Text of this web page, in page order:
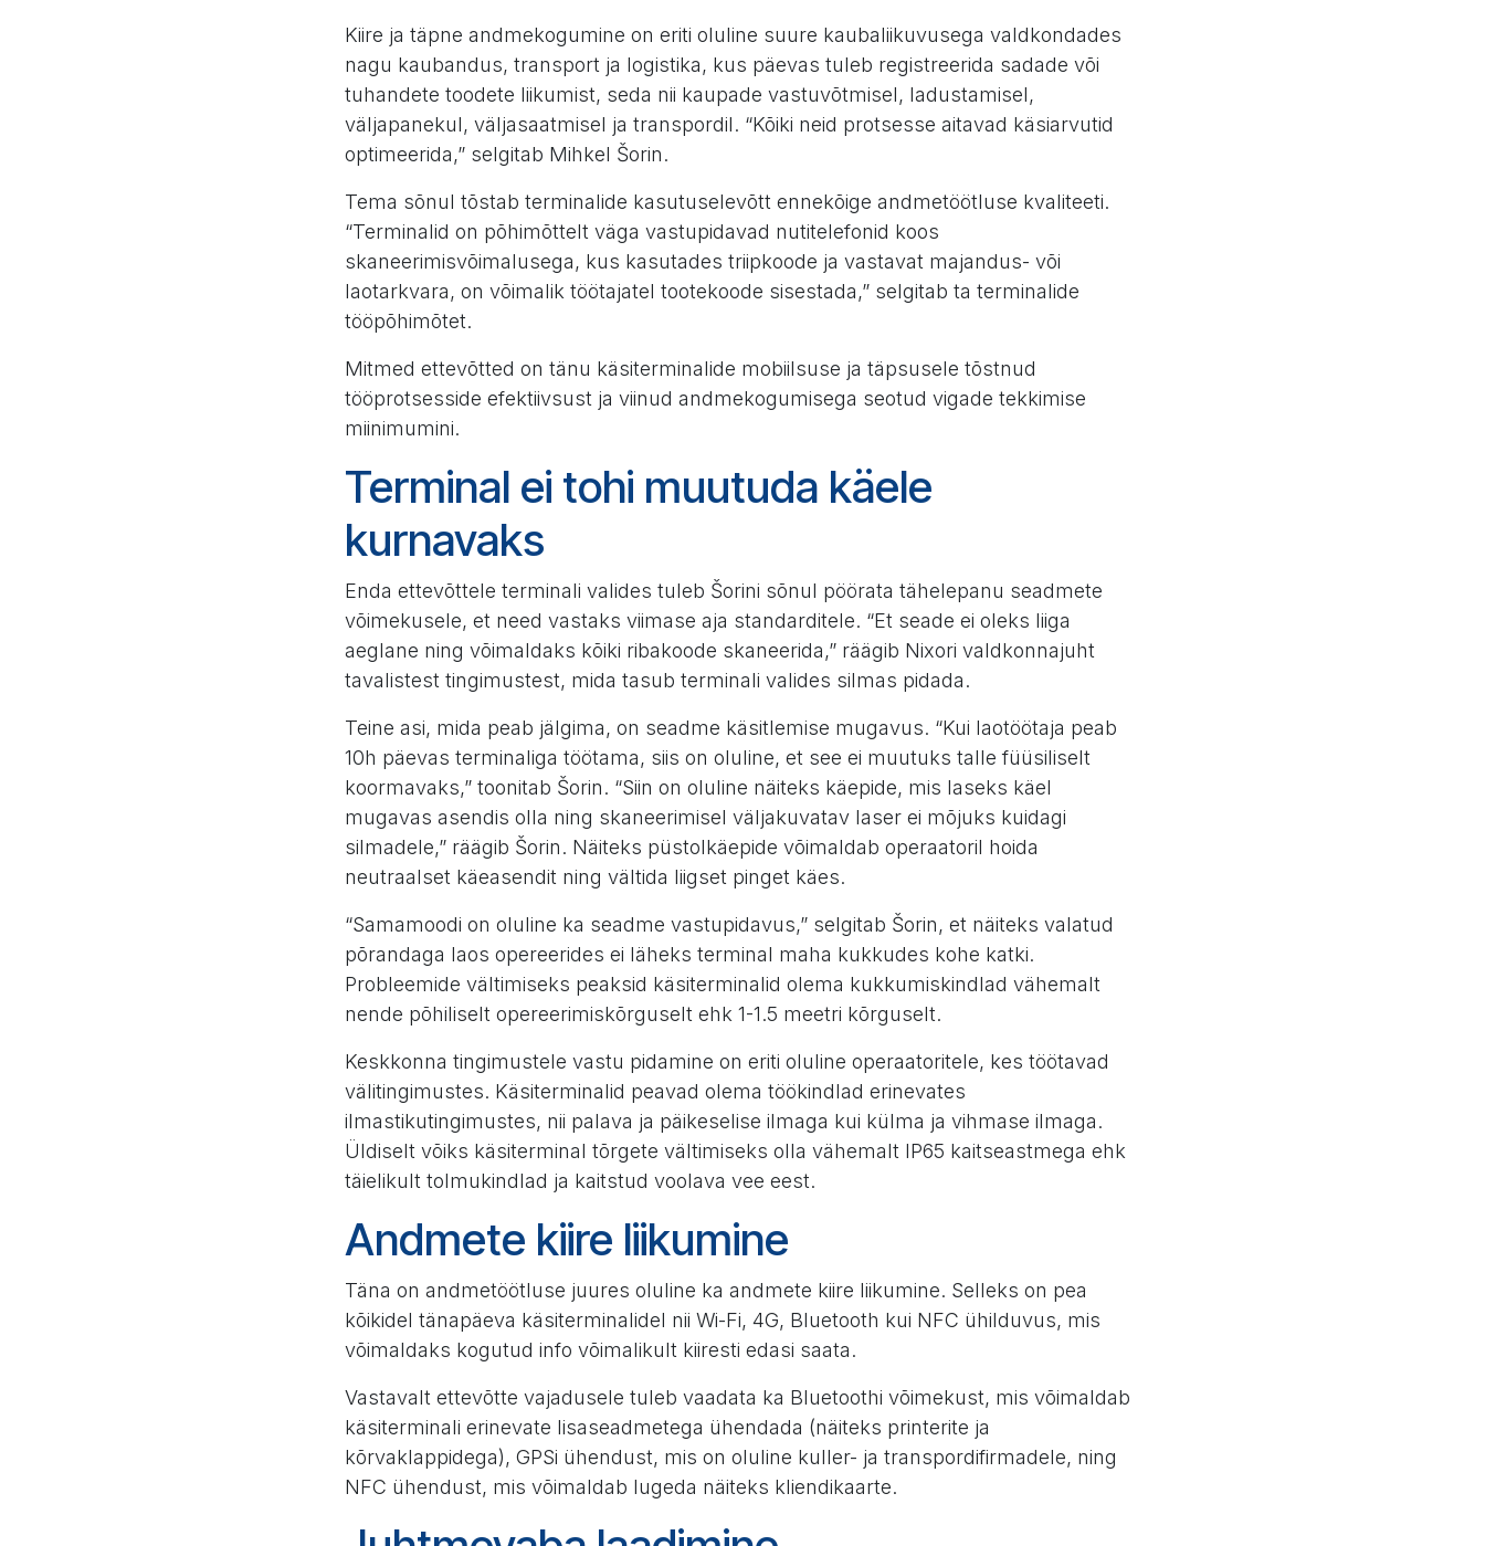
Kiire ja täpne andmekogumine on eriti oluline suure kaubaliikuvusega valdkondades
nagu kaubandus, transport ja logistika, kus päevas tuleb registreerida sadade või
tuhandete toodete liikumist, seda nii kaupade vastuvõtmisel, ladustamisel,
väljapanekul, väljasaatmisel ja transpordil. “Kõiki neid protsesse aitavad käsiarvutid
optimeerida,” selgitab Mihkel Šorin.
Tema sõnul tõstab terminalide kasutuselevõtt ennekõige andmetöötluse kvaliteeti.
“Terminalid on põhimõttelt väga vastupidavad nutitelefonid koos
skaneerimisvõimalusega, kus kasutades triipkoode ja vastavat majandus- või
laotarkvara, on võimalik töötajatel tootekoode sisestada,” selgitab ta terminalide
tööpõhimõtet.
Mitmed ettevõtted on tänu käsiterminalide mobiilsuse ja täpsusele tõstnud
tööprotsesside efektiivsust ja viinud andmekogumisega seotud vigade tekkimise
miinimumini.
Terminal ei tohi muutuda käele
kurnavaks
Enda ettevõttele terminali valides tuleb Šorini sõnul pöörata tähelepanu seadmete
võimekusele, et need vastaks viimase aja standarditele. “Et seade ei oleks liiga
aeglane ning võimaldaks kõiki ribakoode skaneerida,” räägib Nixori valdkonnajuht
tavalistest tingimustest, mida tasub terminali valides silmas pidada.
Teine asi, mida peab jälgima, on seadme käsitlemise mugavus. “Kui laotöötaja peab
10h päevas terminaliga töötama, siis on oluline, et see ei muutuks talle füüsiliselt
koormavaks,” toonitab Šorin. “Siin on oluline näiteks käepide, mis laseks käel
mugavas asendis olla ning skaneerimisel väljakuvatav laser ei mõjuks kuidagi
silmadele,” räägib Šorin. Näiteks püstolkäepide võimaldab operaatoril hoida
neutraalset käeasendit ning vältida liigset pinget käes.
“Samamoodi on oluline ka seadme vastupidavus,” selgitab Šorin, et näiteks valatud
põrandaga laos opereerides ei läheks terminal maha kukkudes kohe katki.
Probleemide vältimiseks peaksid käsiterminalid olema kukkumiskindlad vähemalt
nende põhiliselt opereerimiskõrguselt ehk 1-1.5 meetri kõrguselt.
Keskkonna tingimustele vastu pidamine on eriti oluline operaatoritele, kes töötavad
välitingimustes. Käsiterminalid peavad olema töökindlad erinevates
ilmastikutingimustes, nii palava ja päikeselise ilmaga kui külma ja vihmase ilmaga.
Üldiselt võiks käsiterminal tõrgete vältimiseks olla vähemalt IP65 kaitseastmega ehk
täielikult tolmukindlad ja kaitstud voolava vee eest.
Andmete kiire liikumine
Täna on andmetöötluse juures oluline ka andmete kiire liikumine. Selleks on pea
kõikidel tänapäeva käsiterminalidel nii Wi-Fi, 4G, Bluetooth kui NFC ühilduvus, mis
võimaldaks kogutud info võimalikult kiiresti edasi saata.
Vastavalt ettevõtte vajadusele tuleb vaadata ka Bluetoothi võimekust, mis võimaldab
käsiterminali erinevate lisaseadmetega ühendada (näiteks printerite ja
kõrvaklappidega), GPSi ühendust, mis on oluline kuller- ja transpordifirmadele, ning
NFC ühendust, mis võimaldab lugeda näiteks kliendikaarte.